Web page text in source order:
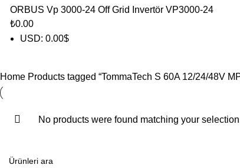
ORBUS Vp 3000-24 Off Grid Invertör VP3000-24
₺0.00
USD: 0.00$
Home Products tagged “TommaTech S 60A 12/24/48V
No products were found matching your